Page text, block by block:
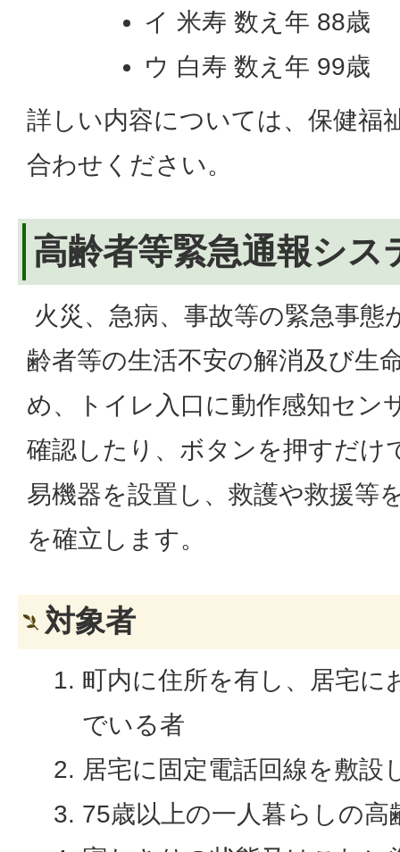
イ 米寿 数え年 88歳
ウ 白寿 数え年 99歳
詳しい内容については、保健福
合わせください。
高齢者等緊急通報シス
火災、急病、事故等の緊急事態
齢者等の生活不安の解消及び生
め、トイレ入口に動作感知セン
確認したり、ボタンを押すだけ
易機器を設置し、救護や救援等
を確立します。
対象者
町内に住所を有し、居宅に
でいる者
居宅に固定電話回線を敷設
75歳以上の一人暮らしの高